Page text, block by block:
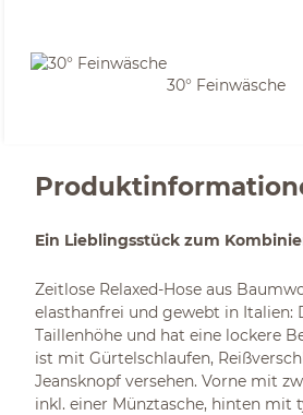
30° Feinwäsche
Ein Lieblingsstück zum
Zeitlose Relaxed-Hose aus
elasthanfrei und gewebt in Italien:
Taillenhöhe und hat eine lockere
ist mit Gürtelschlaufen,
Jeansknopf versehen. Vorne mit
inkl. einer Münztasche, hinten mit